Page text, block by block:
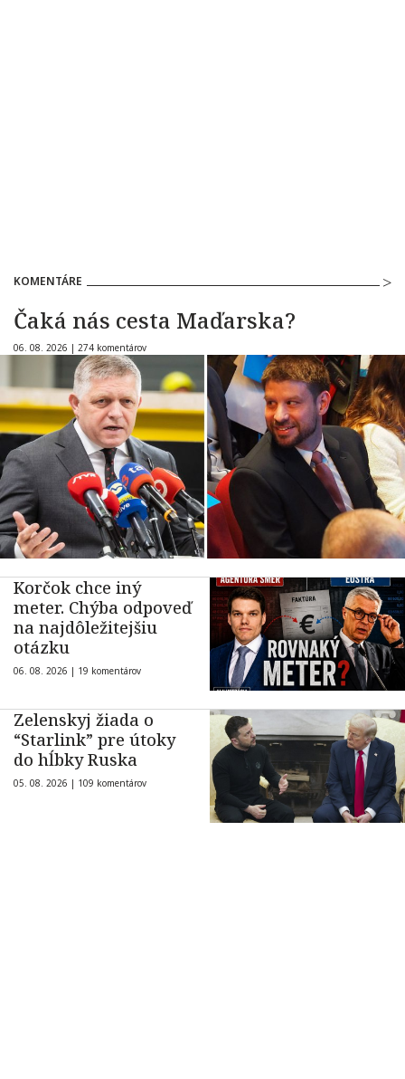
KOMENTÁRE
Čaká nás cesta Maďarska?
06. 08. 2026 | 274 komentárov
Korčok chce iný
meter. Chýba odpoveď
na najdôležitejšiu
otázku
06. 08. 2026 | 19 komentárov
Zelenskyj žiada o
“Starlink” pre útoky
do hĺbky Ruska
05. 08. 2026 | 109 komentárov